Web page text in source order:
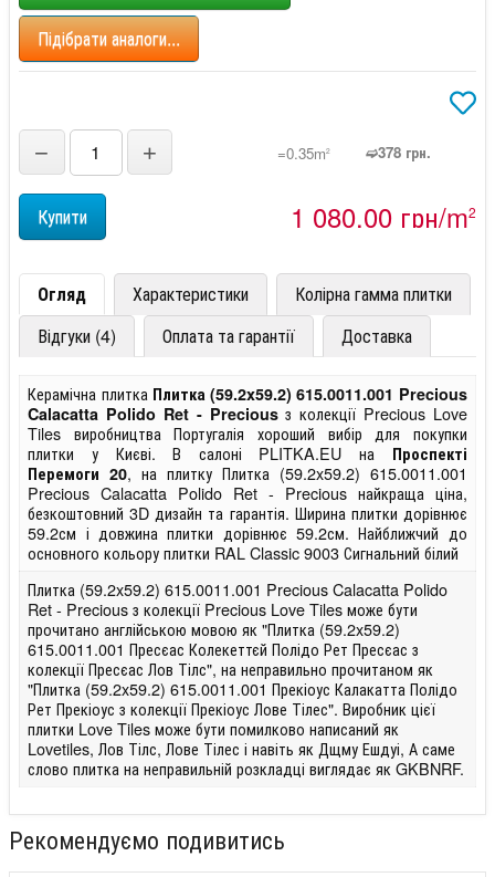
Підібрати аналоги...
− + =0.35m2 ➫378 грн.
1 080,00 грн/m2
Огляд Характеристики
Колірна гамма плитки
Відгуки (4)
Оплата та гарантії Доставка
Керамічна плитка Плитка (59.2x59.2) 615.0011.001 Precious
Calacatta Polido Ret - Preciousз колекції Precious Love
Tiles виробництва Португалія хороший вибір для покупки
плитки у Києві. В салоні PLITKA.EU на Проспекті
Перемоги 20, на плитку Плитка (59.2x59.2) 615.0011.001
Precious Calacatta Polido Ret - Precious найкраща ціна,
безкоштовний 3D дизайн та гарантія. Ширина плитки дорівнює
59.2см і довжина плитки дорівнює 59.2см. Найближчий до
основного кольору плитки RAL Classic 9003 Сигнальний білий
Плитка (59.2x59.2) 615.0011.001 Precious Calacatta Polido
Ret - Precious з колекції Precious Love Tiles може бути
прочитано англійською мовою як "Плитка (59.2x59.2)
615.0011.001 Пресєас Колекеттєй Полідо Рет Пресєас з
колекції Пресєас Лов Тілс", на неправильно прочитаном як
"Плитка (59.2x59.2) 615.0011.001 Прекіоус Калакатта Полідо
Рет Прекіоус з колекції Прекіоус Лове Тілес". Виробник цієї
плитки Love Tiles може бути помилково написаний як
Lovetiles, Лов Тілс, Лове Тілес і навіть як Дщму Ешдуі, А саме
слово плитка на неправильній розкладці виглядає як GKBNRF.
Рекомендуємо подивитись